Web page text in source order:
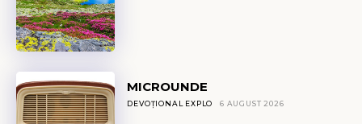
MICROUNDE
DEVOȚIONAL EXPLO 6 AUGUST 2026